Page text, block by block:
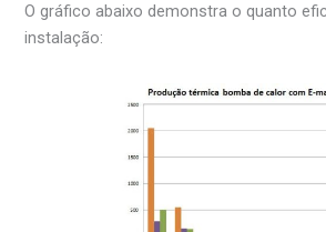
O gráfico abaixo demonstra o quanto
instalação: